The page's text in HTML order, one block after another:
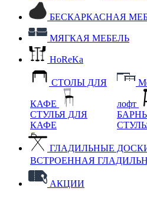
БЕСКАРКАСНАЯ
МЯГКАЯ МЕБЕЛЬ
HoReKa
СТОЛЫ ДЛЯ
КАФЕ
СТУЛЬЯ ДЛЯ
КАФЕ
лофт
ГЛАДИЛЬНЫЕ
ВСТРОЕННАЯ
АКЦИИ